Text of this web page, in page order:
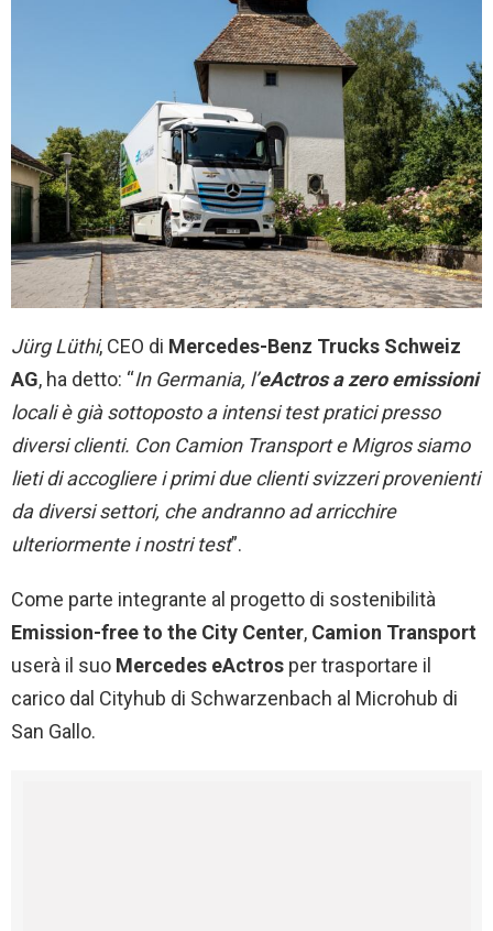
Jürg Lüthi, CEO di Mercedes-Benz Trucks Schweiz
AG, ha detto: “In Germania, l’eActros a zero emissioni
locali è già sottoposto a intensi test pratici presso
diversi clienti. Con Camion Transport e Migros siamo
lieti di accogliere i primi due clienti svizzeri provenienti
da diversi settori, che andranno ad arricchire
ulteriormente i nostri test”.
Come parte integrante al progetto di sostenibilità
Emission-free to the City Center, Camion Transport
userà il suo Mercedes eActros per trasportare il
carico dal Cityhub di Schwarzenbach al Microhub di
San Gallo.